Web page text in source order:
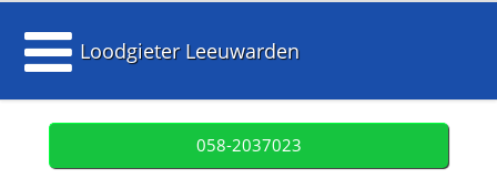
Loodgieter Leeuwarden
058-2037023